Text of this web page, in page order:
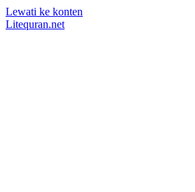
Lewati ke konten
Litequran.net